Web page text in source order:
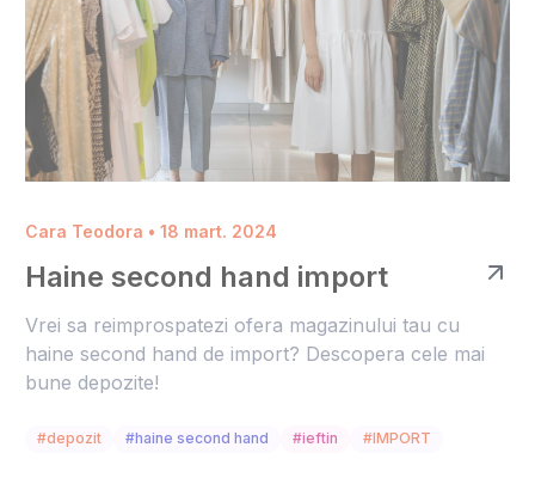
Cara Teodora • 18 mart. 2024
Haine second hand import
Vrei sa reimprospatezi ofera magazinului tau cu
haine second hand de import? Descopera cele mai
bune depozite!
#depozit #haine second hand #ieftin #IMPORT